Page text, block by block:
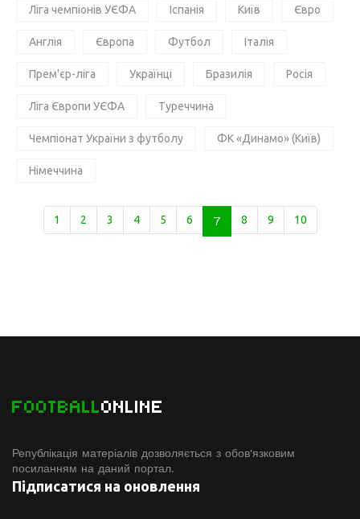
Ліга чемпіонів УЄФА Іспанія Київ Євро
Англія Європа Футбол Італія
Прем'єр-ліга Українці Бразилія Росія
Ліга Європи УЄФА Туреччина
Чемпіонат України з футболу ФК «Динамо» (Київ)
Німеччина
1 2 3 4 5 6 7 8 9 10
FOOTBALLONLINE
Републікація матеріалів дозволяється з обов'язковим
посиланням на даний портал.
Підписатися на оновлення